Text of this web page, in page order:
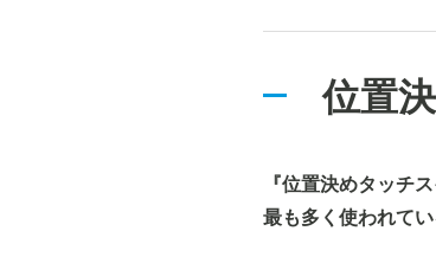
位置
『位置決めタッチ
最も多く使われて